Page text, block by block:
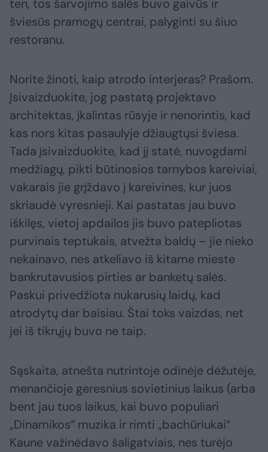
ten, tos šarvojimo salės buvo gaivūs ir
šviesūs pramogų centrai, palyginti su šiuo
restoranu.
Norite žinoti, kaip atrodo interjeras? Prašom.
Įsivaizduokite, jog pastatą projektavo
architektas, įkalintas rūsyje ir nenorintis, kad
kas nors kitas pasaulyje džiaugtųsi šviesa.
Tada įsivaizduokite, kad jį statė, nuvogdami
medžiagų, pikti būtinosios tarnybos kareiviai,
vakarais jie grįždavo į kareivines, kur juos
skriaudė vyresnieji. Kai pastatas jau buvo
iškilęs, vietoj apdailos jis buvo patepliotas
purvinais teptukais, atvežta baldų – jie nieko
nekainavo, nes atkeliavo iš kitame mieste
bankrutavusios pirties ar banketų salės.
Paskui privedžiota nukarusių laidų, kad
atrodytų dar baisiau. Štai toks vaizdas, net
jei iš tikrųjų buvo ne taip.
Sąskaita, atnešta nutrintoje odinėje dėžutėje,
menančioje geresnius sovietinius laikus (arba
bent jau tuos laikus, kai buvo populiari
„Dinamikos“ muzika ir rimti „bachūriukai“
Kaune važinėdavo šaligatviais, nes turėjo